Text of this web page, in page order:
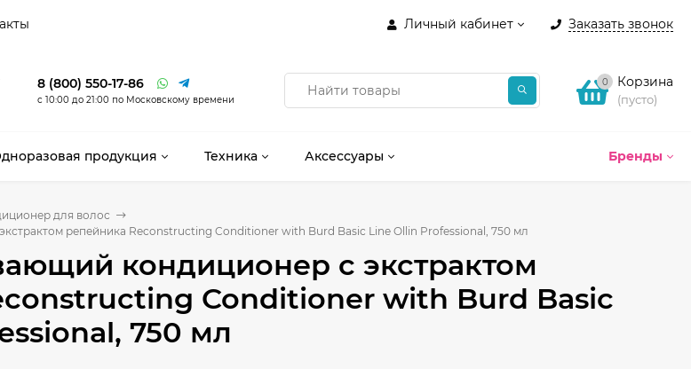
Личный кабинет Заказать звонок
8 (800) 550-17-86
с 10:00 до 21:00 по Московскому времени
0 Корзина
(пусто)
Бренды
продукция Техника Аксессуары
для волос
репейника Reconstructing Conditioner with Burd Basic Line Ollin Professional, 750 мл
кондиционер с экстрактом
Conditioner with Burd Basic
750 мл